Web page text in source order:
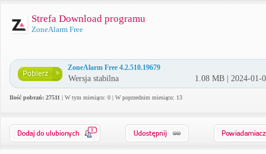
Strefa Download programu
ZoneAlarm Free
ZoneAlarm Free 4.2.510.19679
Wersja stabilna 1.08 MB | 2024-01-
Ilość pobrań: 27511 | W tym miesiącu: 0 | W poprzednim miesiącu: 13
1